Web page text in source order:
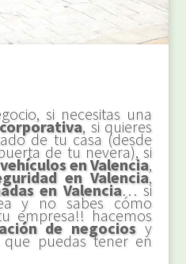
si necesitas una
, si quieres
de tu casa (desde
de tu nevera), si
en Valencia,
en Valencia,
en Valencia… si
y no sabes cómo
empresa!! hacemos
de negociosy
puedas tener en